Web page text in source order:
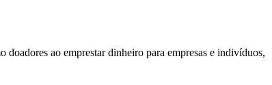
ao emprestar dinheiro para empresas e indivíduos,